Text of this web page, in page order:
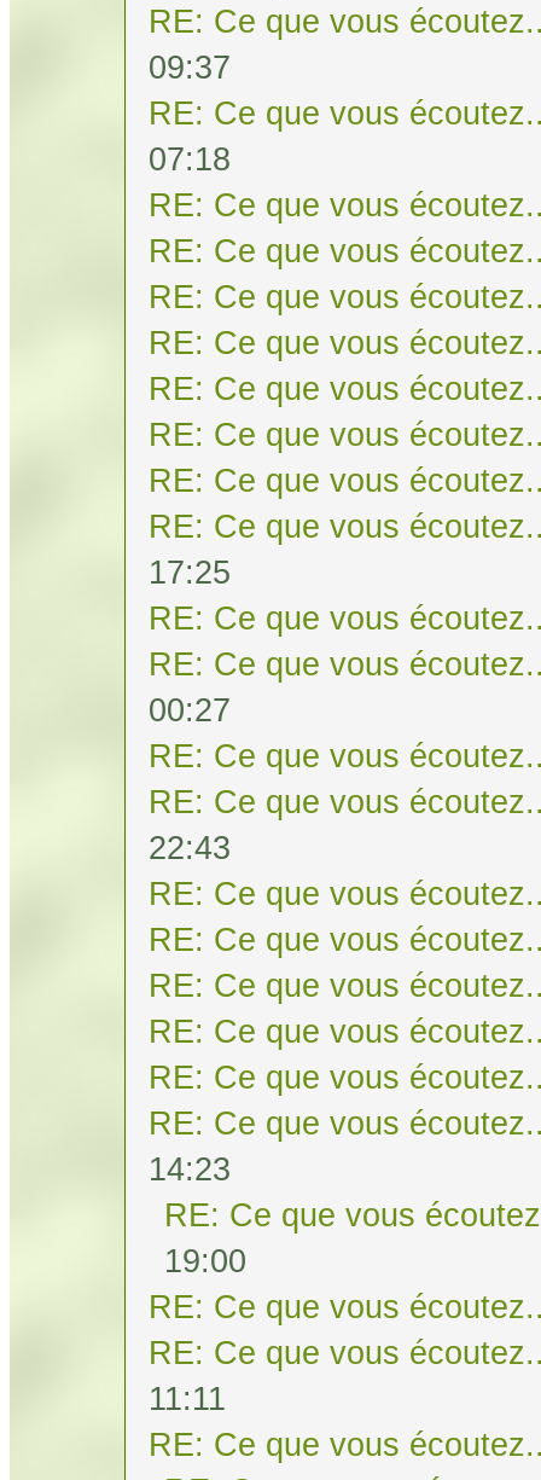
RE: Ce que vous
09:37
RE: Ce que vous
07:18
RE: Ce que vous
RE: Ce que vous
RE: Ce que vous
RE: Ce que vous
RE: Ce que vous
RE: Ce que vous
RE: Ce que vous
RE: Ce que vous
17:25
RE: Ce que vous
RE: Ce que vous
00:27
RE: Ce que vous
RE: Ce que vous
22:43
RE: Ce que vous
RE: Ce que vous
RE: Ce que vous
RE: Ce que vous
RE: Ce que vous
RE: Ce que vous
14:23
RE: Ce que vous
19:00
RE: Ce que vous
RE: Ce que vous
11:11
RE: Ce que vous